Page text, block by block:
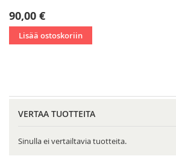
90,00 €
Lisää ostoskoriin
VERTAA TUOTTEITA
Sinulla ei vertailtavia tuotteita.